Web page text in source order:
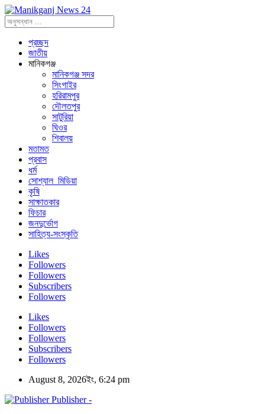
প্রচ্ছদ
জাতীয়
মানিকগঞ্জ
মানিকগঞ্জ সদর
সিংগাইর
হরিরামপুর
দৌলতপুর
সাটুরিয়া
ঘিওর
শিবালয়
মতামত
প্রবাস
ধর্ম
সোশ্যাল_মিডিয়া
কৃষি
সাক্ষাতকার
ফিচার
জনদুর্ভোগ
সাহিত্য-সংস্কৃতি
Likes
Followers
Followers
Subscribers
Followers
Likes
Followers
Followers
Subscribers
Followers
August 8, 2026ইং, 6:24 pm
Publisher -